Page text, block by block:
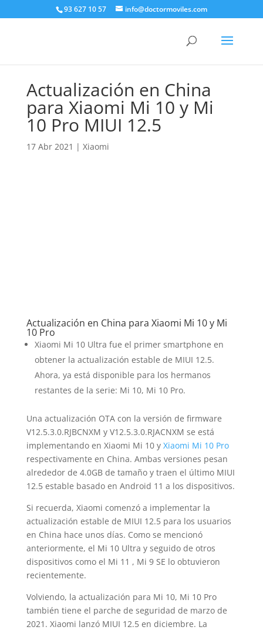
93 627 10 57 info@doctormoviles.com
Actualización en China
para Xiaomi Mi 10 y Mi
10 Pro MIUI 12.5
17 Abr 2021 | Xiaomi
Actualización en China para Xiaomi Mi 10 y Mi
10 Pro
Xiaomi Mi 10 Ultra fue el primer smartphone en
obtener la actualización estable de MIUI 12.5.
Ahora, ya está disponible para los hermanos
restantes de la serie: Mi 10, Mi 10 Pro.
Una actualización OTA con la versión de firmware
V12.5.3.0.RJBCNXM y V12.5.3.0.RJACNXM se está
implementando en Xiaomi Mi 10 y Xiaomi Mi 10 Pro
respectivamente en China. Ambas versiones pesan
alrededor de 4.0GB de tamaño y traen el último MIUI
12.5 estable basado en Android 11 a los dispositivos.
Si recuerda, Xiaomi comenzó a implementar la
actualización estable de MIUI 12.5 para los usuarios
en China hace unos días. Como se mencionó
anteriormente, el Mi 10 Ultra y seguido de otros
dispositivos como el Mi 11 , Mi 9 SE lo obtuvieron
recientemente.
Volviendo, la actualización para Mi 10, Mi 10 Pro
también tiene el parche de seguridad de marzo de
2021. Xiaomi lanzó MIUI 12.5 en diciembre. La